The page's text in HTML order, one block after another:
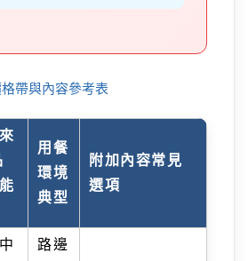
帶與內容參考表
用餐
環境
典型
附加內容常見
選項
路邊